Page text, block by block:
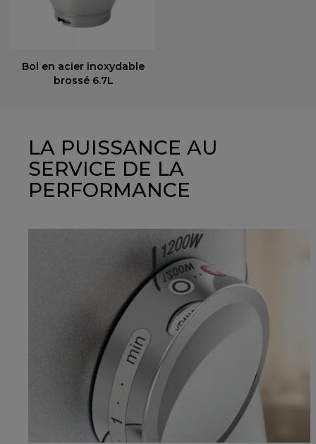
Bol en acier inoxydable
brossé 6.7L
LA PUISSANCE AU
SERVICE DE LA
PERFORMANCE